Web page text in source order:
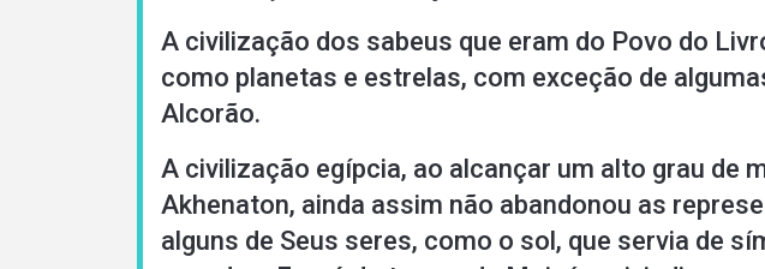
A civilização dos sabeus que eram do Povo do
como planetas e estrelas, com exceção de
Alcorão.
A civilização egípcia, ao alcançar um alto grau de
Akhenaton, ainda assim não abandonou as
alguns de Seus seres, como o sol, que servia de